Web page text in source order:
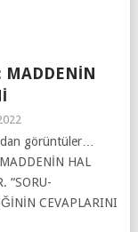
MADDENIN
görüntüler…
HAL
“SORU-
CEVAPLARINI